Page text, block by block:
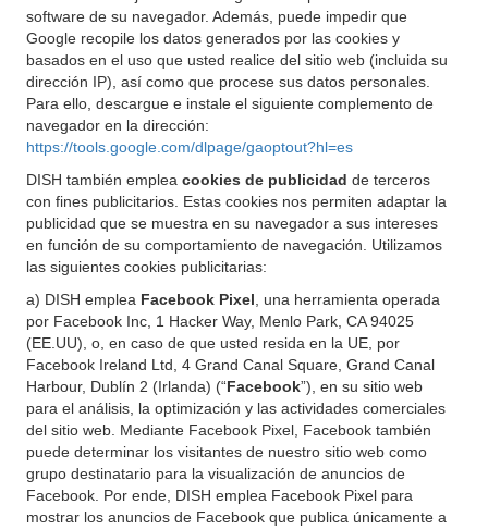
software de su navegador. Además, puede impedir que
Google recopile los datos generados por las cookies y
basados en el uso que usted realice del sitio web (incluida su
dirección IP), así como que procese sus datos personales.
Para ello, descargue e instale el siguiente complemento de
navegador en la dirección:
https://tools.google.com/dlpage/gaoptout?hl=es
DISH también emplea cookies de publicidad de terceros
con fines publicitarios. Estas cookies nos permiten adaptar la
publicidad que se muestra en su navegador a sus intereses
en función de su comportamiento de navegación. Utilizamos
las siguientes cookies publicitarias:
a) DISH emplea Facebook Pixel , una herramienta operada
por Facebook Inc, 1 Hacker Way, Menlo Park, CA 94025
(EE.UU), o, en caso de que usted resida en la UE, por
Facebook Ireland Ltd, 4 Grand Canal Square, Grand Canal
Harbour, Dublín 2 (Irlanda) (“Facebook”), en su sitio web
para el análisis, la optimización y las actividades comerciales
del sitio web. Mediante Facebook Pixel, Facebook también
puede determinar los visitantes de nuestro sitio web como
grupo destinatario para la visualización de anuncios de
Facebook. Por ende, DISH emplea Facebook Pixel para
mostrar los anuncios de Facebook que publica únicamente a